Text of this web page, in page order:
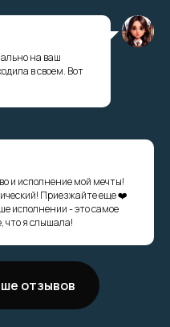
на ваш
в своем. Вот
и исполнение мой мечты!
Приезжайте еще ❤️
исполнении - это самое
что я слышала!
отзывов